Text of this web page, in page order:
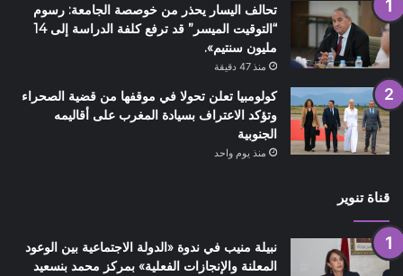
تحالف اليسار يحذر من خوصصة الجامعة: رسوم
“التوقيت الميسر” قد ترفع كلفة الدراسة إلى 14
مليون سنتيم».
منذ 47 دقيقة
كولومبيا تعلن تحولا في موقفها من قضية الصحراء
وتؤكد الاعتراف بسيادة المغرب على أقاليمه
الجنوبية
منذ يوم واحد
قناة تنوير
نبيلة منيب في ندوة «الدولة الاجتماعية بين الوعود
المعلنة والإنجازات الفعلية» بمركز محمد بنسعيد